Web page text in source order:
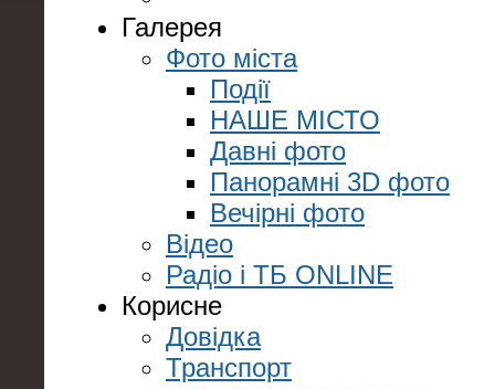
Галерея
Фото міста
Події
НАШЕ МІСТО
Давні фото
Панорамні 3D фото
Вечірні фото
Відео
Радіо і ТБ ONLINE
Корисне
Довідка
Транспорт